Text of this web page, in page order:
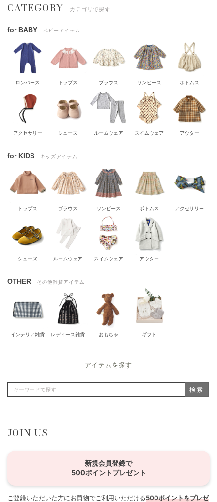
CATEGORY カテゴリで探す
for BABY ベビーアイテム
ロンパース トップス ブラウス ワンピース ボトムス
アクセサリー シューズ ルームウェア スイムウェア アウター
for KIDS キッズアイテム
トップス ブラウス ワンピース ボトムス アクセサリー
シューズ ルームウェア スイムウェア アウター
OTHER その他雑貨アイテム
インテリア雑貨 レディース雑貨 おもちゃ ギフト
アイテムを探す
検索
JOIN US
新規会員登録で
500ポイントプレゼント
ご登録いただいた方にお買物でご利用いただける500ポイントをプレゼ